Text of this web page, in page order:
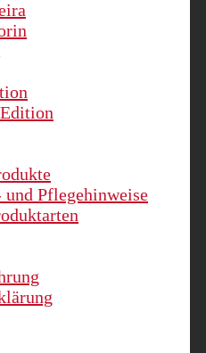
Pflegehinweise